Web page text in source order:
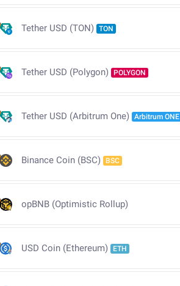
Tether USD (TON) TON
Tether USD (Polygon) POLYGON
Tether USD (Arbitrum One) Arbitrum ONE
Binance Coin (BSC) BSC
opBNB (Optimistic Rollup)
USD Coin (Ethereum) ETH